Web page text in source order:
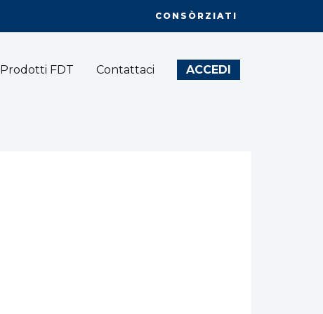
CONSÒRZIATI
Prodotti FDT Contattaci ACCEDI